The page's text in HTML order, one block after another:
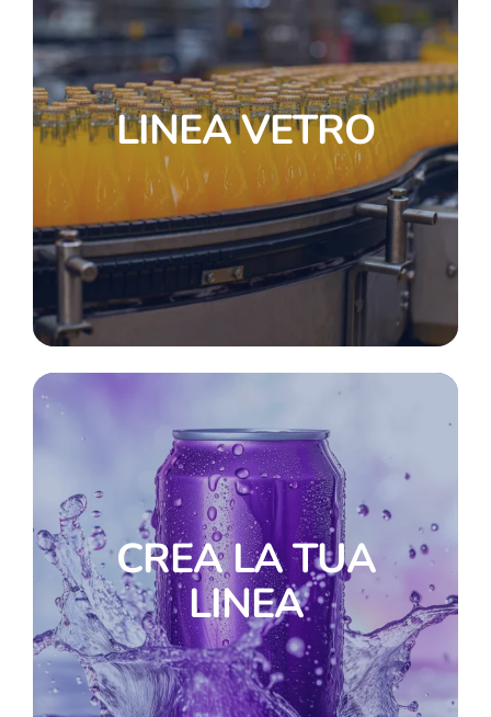
LINEA VETRO
CREA LA TUA
LINEA